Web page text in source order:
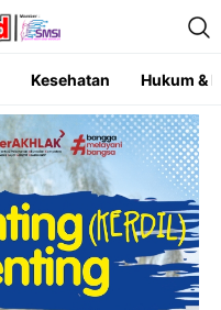
Kesehatan Hukum &